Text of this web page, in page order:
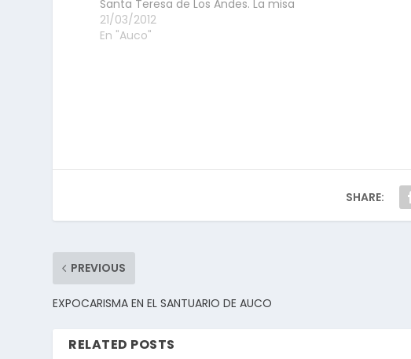
Santa Teresa de Los Andes. La misa
fue presidida por el Rector del
Santuario P. Rodrigo Aguirre, OCD. Y
21/03/2012
En "Auco"
SHARE:
PREVIOUS
EXPOCARISMA EN EL SANTUARIO DE AUCO
RELATED POSTS